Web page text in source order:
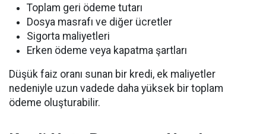
Toplam geri ödeme tutarı
Dosya masrafı ve diğer ücretler
Sigorta maliyetleri
Erken ödeme veya kapatma şartları
Düşük faiz oranı sunan bir kredi, ek maliyetler
nedeniyle uzun vadede daha yüksek bir toplam
ödeme oluşturabilir.